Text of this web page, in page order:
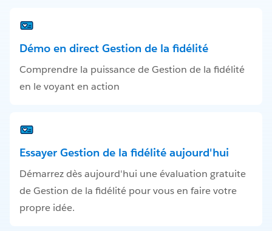
Démo en direct Gestion de la fidélité
Comprendre la puissance de Gestion de la fidélité
en le voyant en action
Essayer Gestion de la fidélité aujourd'hui
Démarrez dès aujourd'hui une évaluation gratuite
de Gestion de la fidélité pour vous en faire votre
propre idée.